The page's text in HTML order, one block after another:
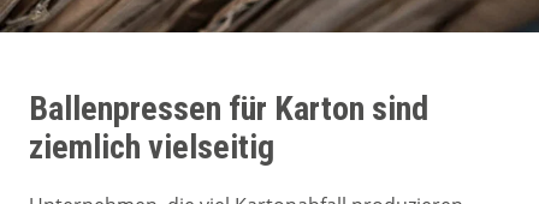
Ballenpressen für Karton sind
ziemlich vielseitig